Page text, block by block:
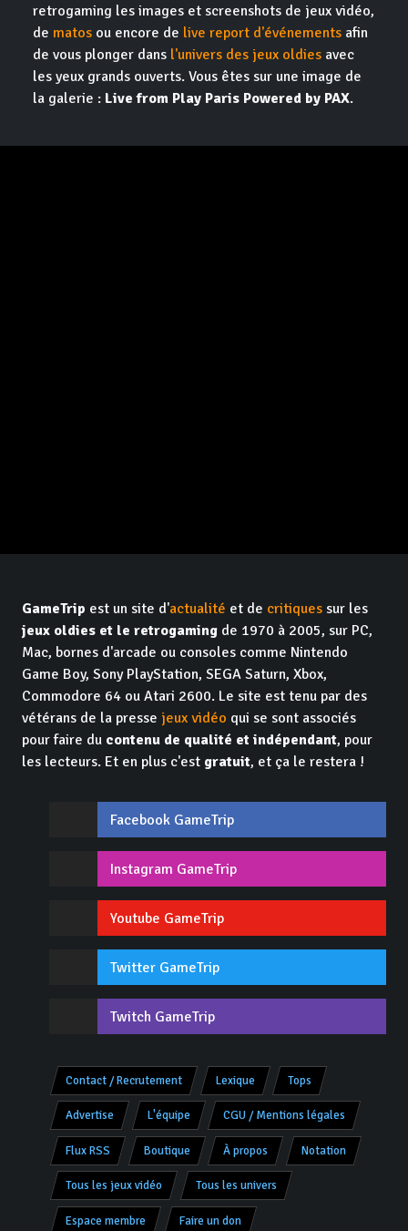
retrogaming les images et screenshots de jeux vidéo,
de matos ou encore de live report d'événements afin
de vous plonger dans l'univers des jeux oldies avec
les yeux grands ouverts. Vous êtes sur une image de
la galerie : Live from Play Paris Powered by PAX.
GameTrip est un site d'actualité et de critiques sur les
jeux oldies et le retrogaming de 1970 à 2005, sur PC,
Mac, bornes d'arcade ou consoles comme Nintendo
Game Boy, Sony PlayStation, SEGA Saturn, Xbox,
Commodore 64 ou Atari 2600. Le site est tenu par des
vétérans de la presse jeux vidéo qui se sont associés
pour faire du contenu de qualité et indépendant, pour
les lecteurs. Et en plus c'est gratuit, et ça le restera !
Facebook GameTrip
Instagram GameTrip
Youtube GameTrip
Twitter GameTrip
Twitch GameTrip
Contact / Recrutement Lexique Tops
Advertise L'équipe CGU / Mentions légales
Flux RSS Boutique À propos Notation
Tous les jeux vidéo Tous les univers
Espace membre Faire un don